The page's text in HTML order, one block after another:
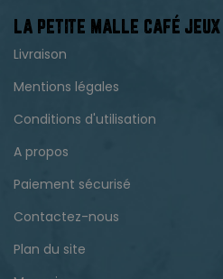
LA PETITE MALLE CAFÉ JEUX
Livraison
Mentions légales
Conditions d'utilisation
A propos
Paiement sécurisé
Contactez-nous
Plan du site